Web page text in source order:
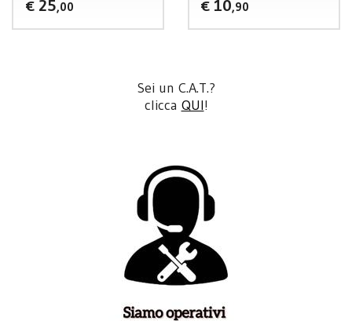
€ 25,00 € 10,90
Sei un C.A.T.?
clicca QUI!